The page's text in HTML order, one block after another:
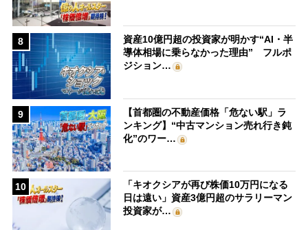
8
資産10億円超の投資家が明かす“AI・半
導体相場に乗らなかった理由” フルポ
ジション…
9
【首都圏の不動産価格「危ない駅」ラ
ンキング】“中古マンション売れ行き鈍
化”のワー…
10
「キオクシアが再び株価10万円になる
日は遠い」資産3億円超のサラリーマン
投資家が…